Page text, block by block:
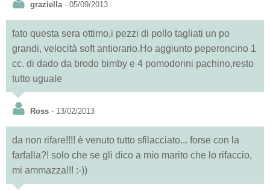
graziella- 05/09/2013
fato questa sera ottimo,i pezzi di pollo tagliati un po
grandi, velocità soft antiorario.Ho aggiunto peperoncino 1
cc. di dado da brodo bimby e 4 pomodorini pachino,resto
tutto uguale
Ross - 13/02/2013
da non rifare!!!! è venuto tutto sfilacciato... forse con la
farfalla?! solo che se gli dico a mio marito che lo rifaccio,
mi ammazza!!! :-))